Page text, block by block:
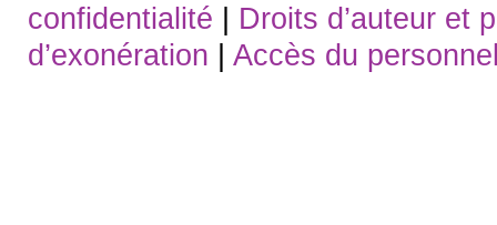
confidentialité | Droits d’auteur et
d’exonération | Accès du